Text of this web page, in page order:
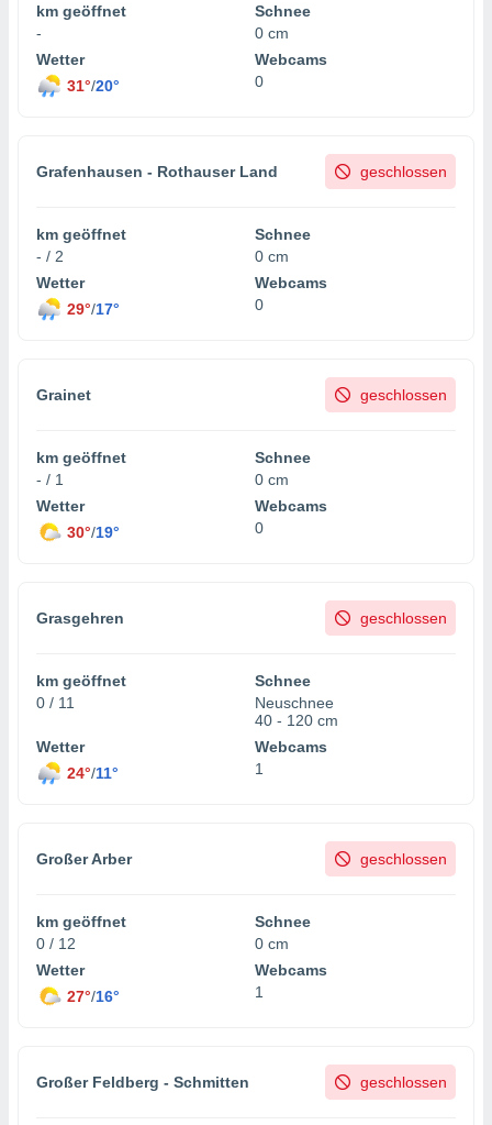
km geöffnet
-
Schnee
0 cm
Wetter
31°/20°
Webcams
0
Grafenhausen - Rothauser Land geschlossen
km geöffnet
- / 2
Schnee
0 cm
Wetter
29°/17°
Webcams
0
Grainet geschlossen
km geöffnet
- / 1
Schnee
0 cm
Wetter
30°/19°
Webcams
0
Grasgehren geschlossen
km geöffnet
0 / 11
Schnee
Neuschnee
40 - 120 cm
Wetter
24°/11°
Webcams
1
Großer Arber geschlossen
km geöffnet
0 / 12
Schnee
0 cm
Wetter
27°/16°
Webcams
1
Großer Feldberg - Schmitten geschlossen